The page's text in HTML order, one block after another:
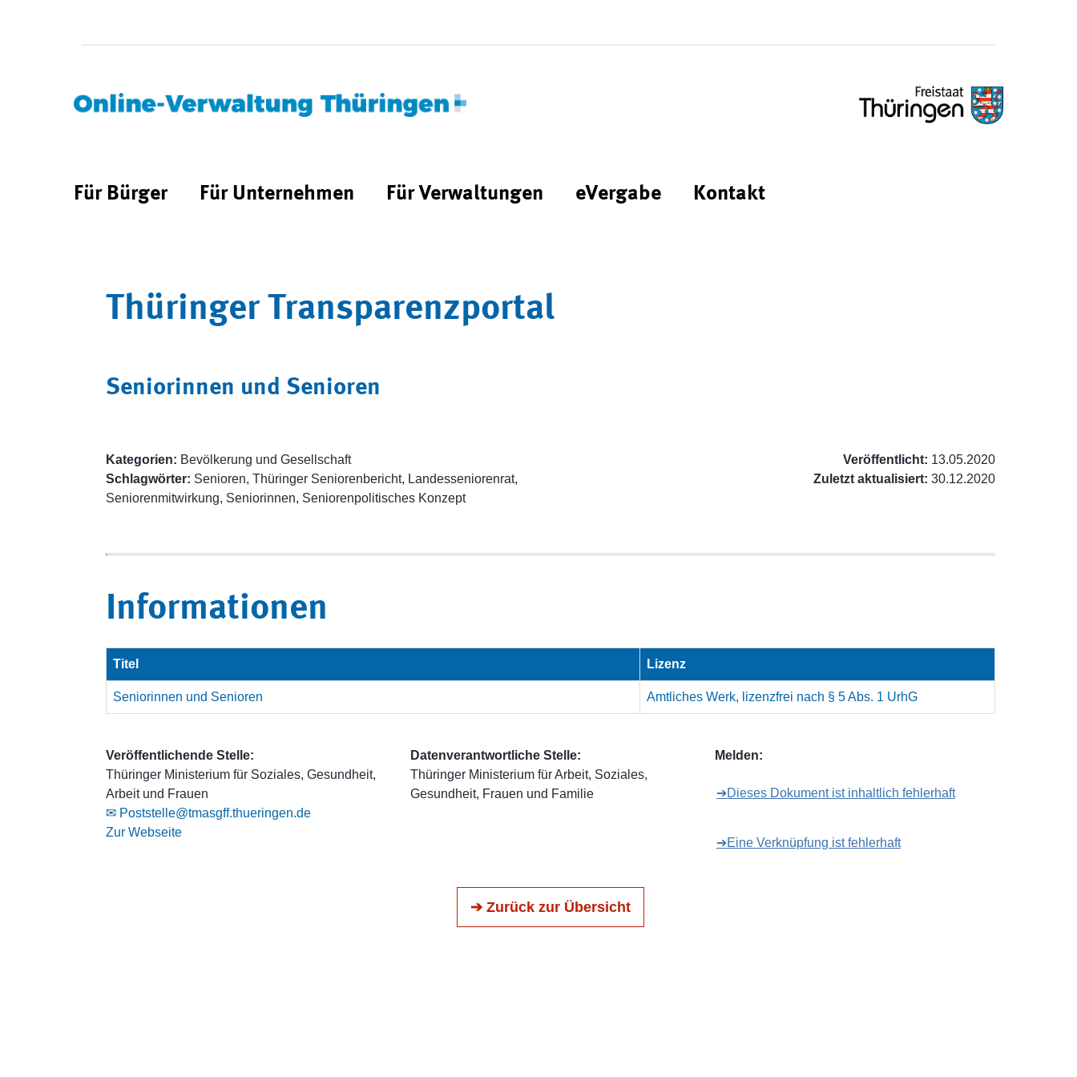
Für Bürger Für Unternehmen Für Verwaltungen eVergabe Kontakt
Thüringer Transparenzportal
Seniorinnen und Senioren
Kategorien: Bevölkerung und Gesellschaft
Schlagwörter: Senioren, Thüringer Seniorenbericht, Landesseniorenrat,
Seniorenmitwirkung, Seniorinnen, Seniorenpolitisches Konzept
Veröffentlicht: 13.05.2020
Zuletzt aktualisiert: 30.12.2020
Informationen
Titel Lizenz
Seniorinnen und Senioren Amtliches Werk, lizenzfrei nach § 5 Abs. 1 UrhG
Veröffentlichende Stelle:
Thüringer Ministerium für Soziales, Gesundheit,
Arbeit und Frauen
✉ Poststelle@tmasgff.thueringen.de
Zur Webseite
Datenverantwortliche Stelle:
Thüringer Ministerium für Arbeit, Soziales,
Gesundheit, Frauen und Familie
Melden:
➔Dieses Dokument ist inhaltlich fehlerhaft
➔Eine Verknüpfung ist fehlerhaft
➔ Zurück zur Übersicht